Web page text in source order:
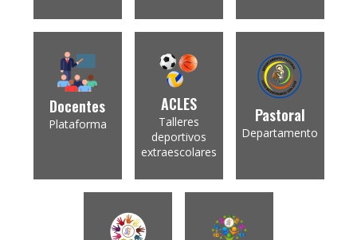
Docentes
Plataforma
ACLES
Talleres
deportivos
extraescolares
Pastoral
Departamento